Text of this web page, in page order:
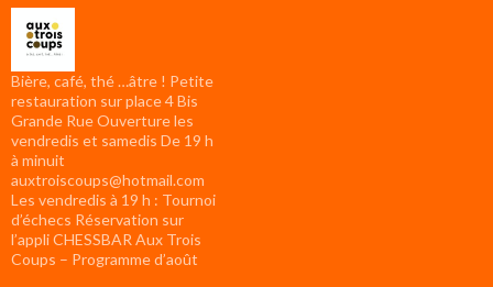
Bière, café, thé …âtre ! Petite
restauration sur place 4 Bis
Grande Rue Ouverture les
vendredis et samedis De 19 h
à minuit
auxtroiscoups@hotmail.com
Les vendredis à 19 h : Tournoi
d’échecs Réservation sur
l’appli CHESSBAR Aux Trois
Coups – Programme d’août